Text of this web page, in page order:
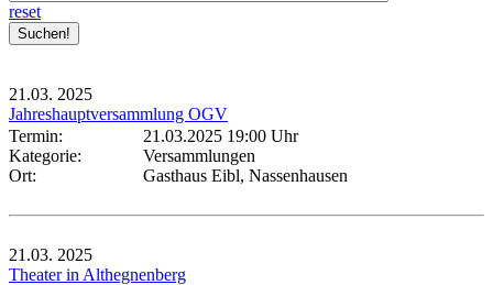
reset
21.03. 2025
Jahreshauptversammlung OGV
Termin:
21.03.2025 19:00 Uhr
Kategorie:
Versammlungen
Ort:
Gasthaus Eibl, Nassenhausen
21.03. 2025
Theater in Althegnenberg